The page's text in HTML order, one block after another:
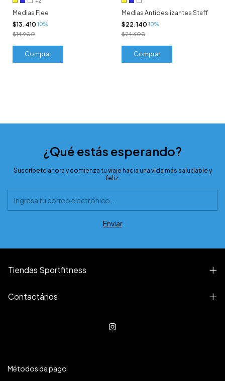
Medias Flee
$13.410 10%
$14.900
Comprar
Medias Antideslizantes Staff
$22.140 10%
$24.600
Comprar
¿Qué estás esperando?
Suscríbete ahora y comienza tu viaje hacia una vida más saludable y
feliz.
Tiendas Sportfitness
Contactános
Métodos de pago